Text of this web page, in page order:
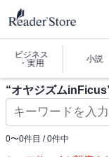
ビジネス
・実用
小説
“オヤジズムinFicus
0〜0件目 / 0件中